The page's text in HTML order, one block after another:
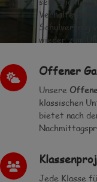
Schulvertrag
wieder zum
Offener
Unsere
klassischen
bietet nach
Jede Klasse